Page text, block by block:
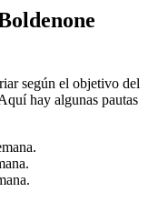
según el objetivo del
hay algunas pautas